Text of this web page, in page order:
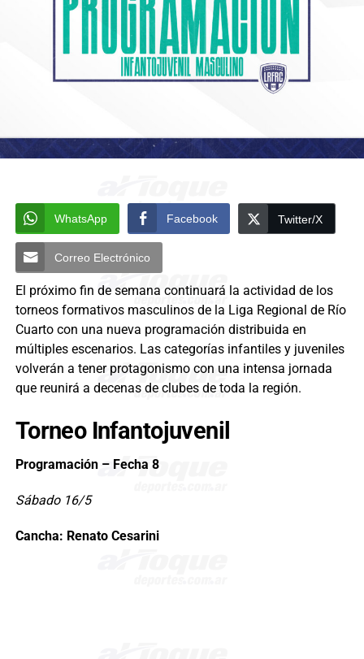
WhatsApp Facebook Twitter/X
Correo Electrónico
El próximo fin de semana continuará la actividad de los
torneos formativos masculinos de la Liga Regional de Río
Cuarto con una nueva programación distribuida en
múltiples escenarios. Las categorías infantiles y juveniles
volverán a tener protagonismo con una intensa jornada
que reunirá a decenas de clubes de toda la región.
Torneo Infantojuvenil
Programación – Fecha 8
Sábado 16/5
Cancha: Renato Cesarini